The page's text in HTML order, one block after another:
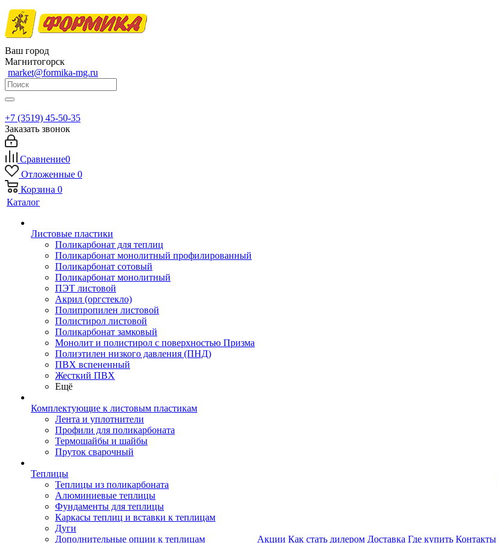
Ваш город
Магнитогорск
market@formika-mg.ru
+7 (3519) 45-50-35
Заказать звонок
Сравнение0
Отложенные 0
Корзина 0
Каталог
Листовые пластики
Поликарбонат для теплиц
Поликарбонат монолитный профилированный
Поликарбонат сотовый
Поликарбонат монолитный
ПЭТ листовой
Акрил (оргстекло)
Полипропилен листовой
Полистирол листовой
Поликарбонат замковый
Монолит и полистирол с поверхностью Призма
Полиэтилен низкого давления (ПНД)
ПВХ вспененный
Жесткий ПВХ
Ещё
Комплектующие к листовым пластикам
Лента и уплотнители
Профили для поликарбоната
Термошайбы и шайбы
Пруток сварочный
Теплицы
Теплицы из поликарбоната
Алюминиевые теплицы
Фундаменты для теплицы
Каркасы теплиц и вставки к теплицам
Дуги
Дополнительные опции к теплицам
Акции Как стать дилером Доставка Где купить Контакты